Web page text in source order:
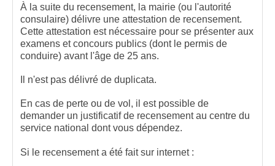
À la suite du recensement, la mairie (ou l'autorité
consulaire) délivre une attestation de recensement.
Cette attestation est nécessaire pour se présenter aux
examens et concours publics (dont le permis de
conduire) avant l'âge de 25 ans.
Il n'est pas délivré de duplicata.
En cas de perte ou de vol, il est possible de
demander un justificatif de recensement au centre du
service national dont vous dépendez.
Si le recensement a été fait sur internet :